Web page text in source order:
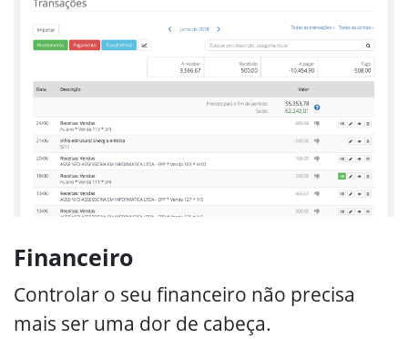
Financeiro
Controlar o seu financeiro não precisa
mais ser uma dor de cabeça.